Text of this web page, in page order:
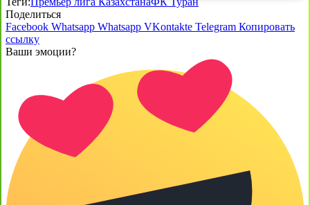
Поделиться
Facebook Whatsapp Whatsapp VKontakte Telegram Копировать
ссылку
Ваши эмоции?